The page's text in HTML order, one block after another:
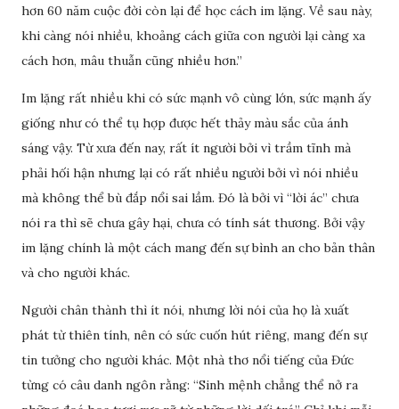
hơn 60 năm cuộc đời còn lại để học cách im lặng. Về sau này,
khi càng nói nhiều, khoảng cách giữa con người lại càng xa
cách hơn, mâu thuẫn cũng nhiều hơn.”
Im lặng rất nhiều khi có sức mạnh vô cùng lớn, sức mạnh ấy
giống như có thể tụ hợp được hết thảy màu sắc của ánh
sáng vậy. Từ xưa đến nay, rất ít người bởi vì trầm tĩnh mà
phải hối hận nhưng lại có rất nhiều người bởi vì nói nhiều
mà không thể bù đắp nổi sai lầm. Đó là bởi vì “lời ác” chưa
nói ra thì sẽ chưa gây hại, chưa có tính sát thương. Bởi vậy
im lặng chính là một cách mang đến sự bình an cho bản thân
và cho người khác.
Người chân thành thì ít nói, nhưng lời nói của họ là xuất
phát từ thiên tính, nên có sức cuốn hút riêng, mang đến sự
tin tưởng cho người khác. Một nhà thơ nổi tiếng của Đức
từng có câu danh ngôn rằng: “Sinh mệnh chẳng thể nở ra